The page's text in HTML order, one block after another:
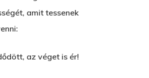
amit tessenek
az véget is ér!